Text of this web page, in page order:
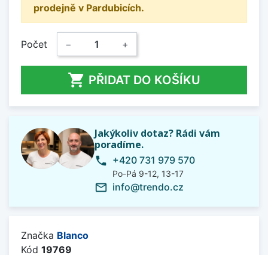
prodejně v Pardubicích.
Počet − +
 PŘIDAT DO KOŠÍKU
Jakýkoliv dotaz? Rádi vám
poradíme.
phone +420 731 979 570
Po-Pá 9-12, 13-17
mail_outline info@trendo.cz
Značka Blanco
Kód 19769